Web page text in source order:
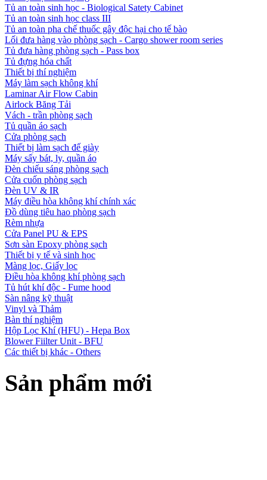
Tủ an toàn sinh học - Biological Satety Cabinet
Tủ an toàn sinh học class III
Tủ an toàn pha chế thuốc gây độc hại cho tế bào
Lối đưa hàng vào phòng sạch - Cargo shower room series
Tủ đưa hàng phòng sạch - Pass box
Tủ đựng hóa chất
Thiết bị thí nghiệm
Máy làm sạch không khí
Laminar Air Flow Cabin
Airlock Băng Tải
Vách - trần phòng sạch
Tủ quần áo sạch
Cửa phòng sạch
Thiết bị làm sạch đế giày
Máy sấy bát, ly, quần áo
Đèn chiếu sáng phòng sạch
Cửa cuốn phòng sạch
Đèn UV & IR
Máy điều hòa không khí chính xác
Đồ dùng tiêu hao phòng sạch
Rèm nhựa
Cửa Panel PU & EPS
Sơn sàn Epoxy phòng sạch
Thiết bị y tế và sinh học
Màng lọc, Giấy lọc
Điều hòa không khí phòng sạch
Tủ hút khí độc - Fume hood
Sàn nâng kỹ thuật
Vinyl và Thảm
Bàn thí nghiệm
Hộp Lọc Khí (HFU) - Hepa Box
Blower Fiilter Unit - BFU
Các thiết bị khác - Others
Sản phẩm mới